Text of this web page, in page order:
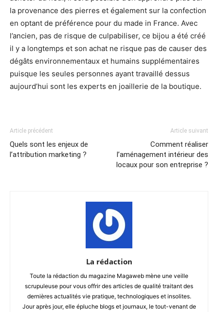
la provenance des pierres et également sur la confection
en optant de préférence pour du made in France. Avec
l’ancien, pas de risque de culpabiliser, ce bijou a été créé
il y a longtemps et son achat ne risque pas de causer des
dégâts environnementaux et humains supplémentaires
puisque les seules personnes ayant travaillé dessus
aujourd’hui sont les experts en joaillerie de la boutique.
Article précédent
Quels sont les enjeux de
l’attribution marketing ?
Article suivant
Comment réaliser
l’aménagement intérieur des
locaux pour son entreprise ?
La rédaction
Toute la rédaction du magazine Magaweb mène une veille
scrupuleuse pour vous offrir des articles de qualité traitant des
dernières actualités vie pratique, technologiques et insolites.
Jour après jour, elle épluche blogs et journaux, le tout-venant de